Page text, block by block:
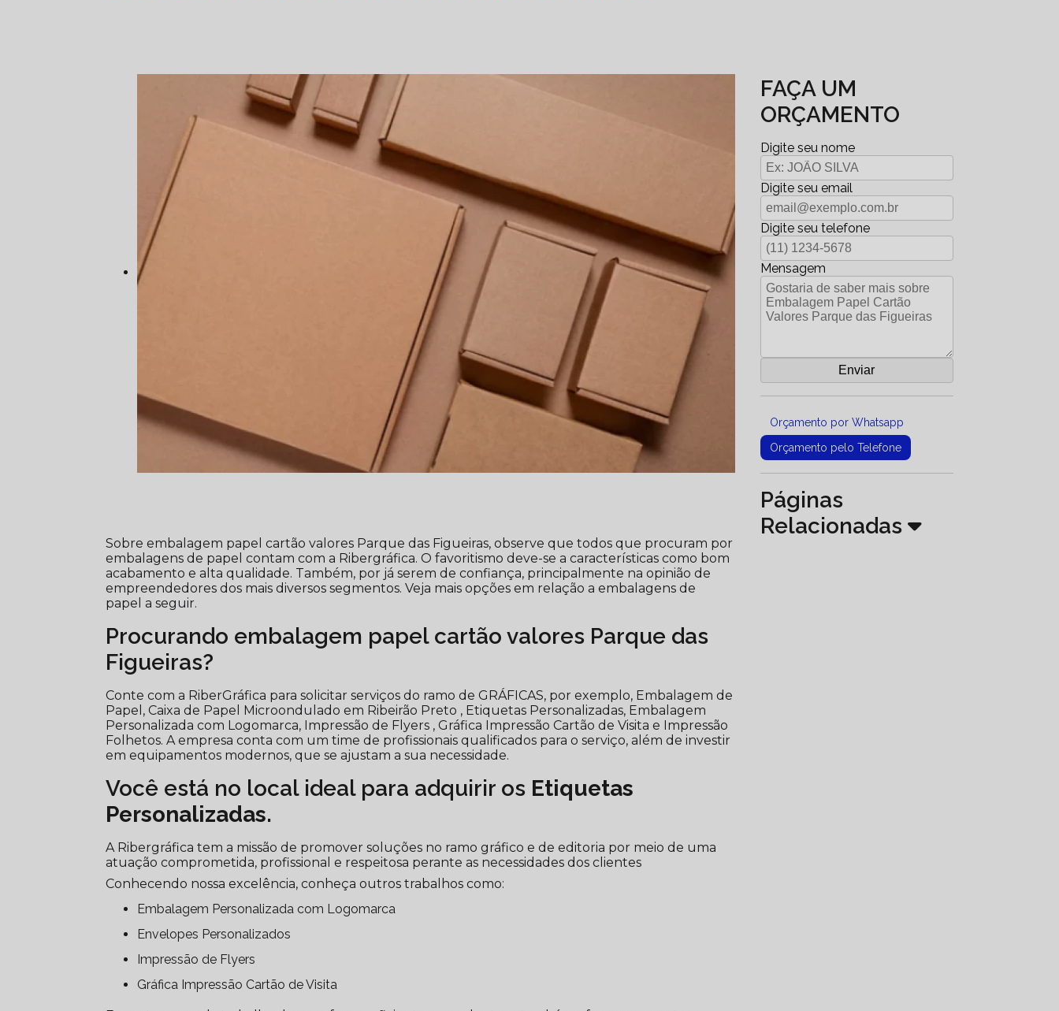
Sobre embalagem papel cartão valores Parque das Figueiras, observe que todos que procuram por
embalagens de papel contam com a Ribergráfica. O favoritismo deve-se a características como bom
acabamento e alta qualidade. Também, por já serem de confiança, principalmente na opinião de
empreendedores dos mais diversos segmentos. Veja mais opções em relação a embalagens de
papel a seguir.
Procurando embalagem papel cartão valores Parque das
Figueiras?
Conte com a RiberGráfica para solicitar serviços do ramo de GRÁFICAS, por exemplo, Embalagem de
Papel, Caixa de Papel Microondulado em Ribeirão Preto , Etiquetas Personalizadas, Embalagem
Personalizada com Logomarca, Impressão de Flyers , Gráfica Impressão Cartão de Visita e Impressão
Folhetos. A empresa conta com um time de profissionais qualificados para o serviço, além de investir
em equipamentos modernos, que se ajustam a sua necessidade.
Você está no local ideal para adquirir os Etiquetas
Personalizadas.
A Ribergráfica tem a missão de promover soluções no ramo gráfico e de editoria por meio de uma
atuação comprometida, profissional e respeitosa perante as necessidades dos clientes
Conhecendo nossa excelência, conheça outros trabalhos como:
Embalagem Personalizada com Logomarca
Envelopes Personalizados
Impressão de Flyers
Gráfica Impressão Cartão de Visita
FAÇA UM
ORÇAMENTO
Digite seu nome
Digite seu email
Digite seu telefone
Mensagem
Orçamento por Whatsapp
Orçamento pelo Telefone
Páginas
Relacionadas